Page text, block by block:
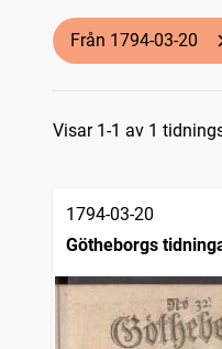
Från 1794-03-20
Visar 1-1 av 1
1794-03-20
Götheborgs